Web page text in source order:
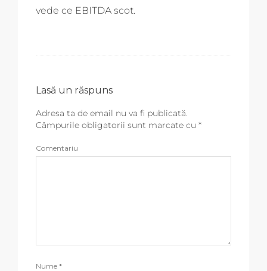
vede ce EBITDA scot.
Lasă un răspuns
Adresa ta de email nu va fi publicată.
Câmpurile obligatorii sunt marcate cu *
Comentariu
Nume *